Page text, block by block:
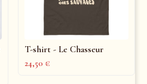
T-shirt - Le Chasseur
24,50 €